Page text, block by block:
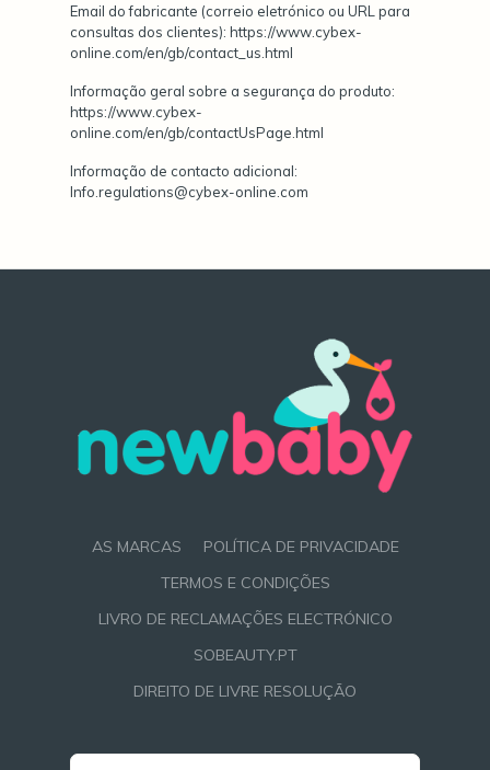
Email do fabricante (correio eletrónico ou URL para
consultas dos clientes): https://www.cybex-
online.com/en/gb/contact_us.html
Informação geral sobre a segurança do produto:
https://www.cybex-
online.com/en/gb/contactUsPage.html
Informação de contacto adicional:
Info.regulations@cybex-online.com
AS MARCAS
POLÍTICA DE PRIVACIDADE
TERMOS E CONDIÇÕES
LIVRO DE RECLAMAÇÕES ELECTRÓNICO
SOBEAUTY.PT
DIREITO DE LIVRE RESOLUÇÃO